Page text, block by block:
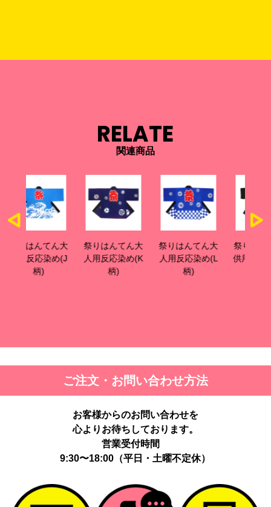
RELATE
関連商品
祭りはんてん大
人用反応染め(K
祭りはんてん大
人用反応染め(L
祭りはんてん子
供用反応染め(G
ご注文・お問い合わせ方法
お客様からのお問い合わせを
心よりお待ちしております。
営業受付時間
9:30〜18:00（平日・土曜不定休）